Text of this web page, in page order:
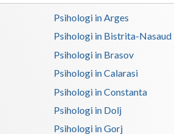
Psihologi in Arges
Psihologi in Bistrita-Nasaud
Psihologi in Brasov
Psihologi in Calarasi
Psihologi in Constanta
Psihologi in Dolj
Psihologi in Gorj